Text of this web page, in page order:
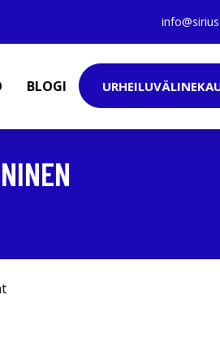
BLOGI